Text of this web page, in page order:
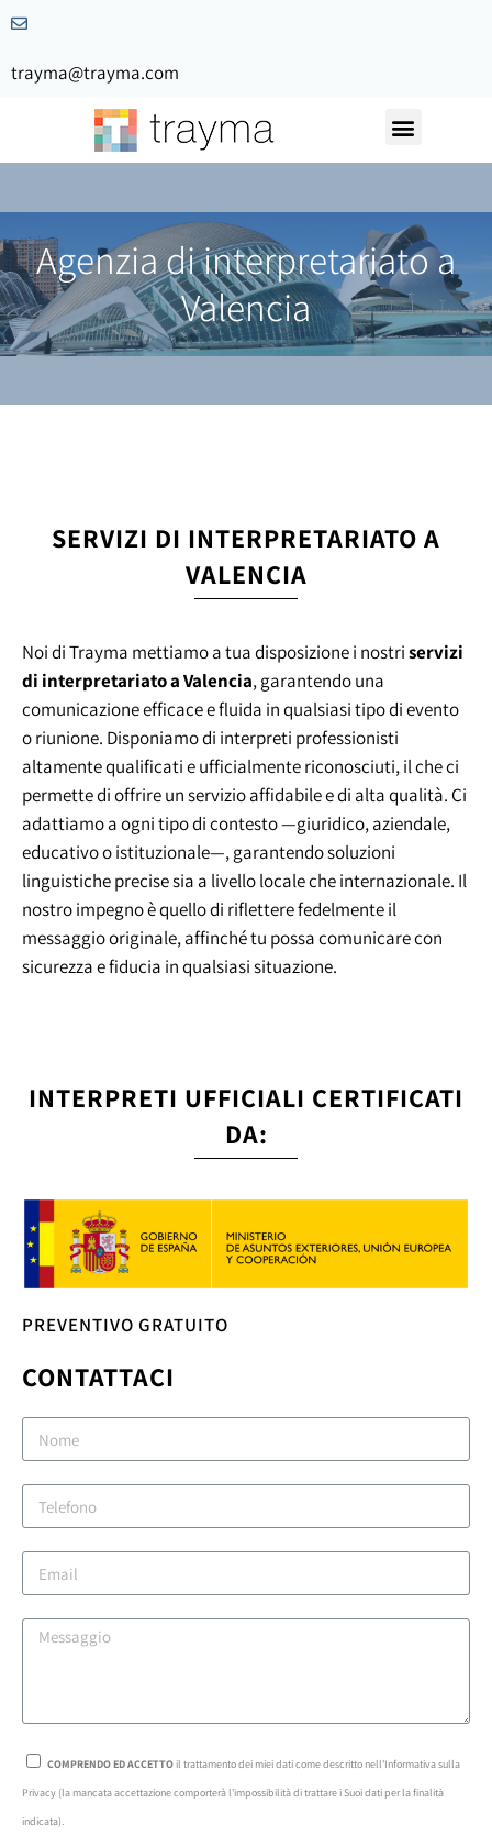
trayma@trayma.com
Agenzia di interpretariato a
Valencia
SERVIZI DI INTERPRETARIATO A
VALENCIA
Noi di Trayma mettiamo a tua disposizione i nostriservizi
di interpretariato a Valencia, garantendo una
comunicazione efficace e fluida in qualsiasi tipo di evento
o riunione. Disponiamo di interpreti professionisti
altamente qualificati e ufficialmente riconosciuti, il che ci
permette di offrire un servizio affidabile e di alta qualità. Ci
adattiamo a ogni tipo di contesto —giuridico, aziendale,
educativo o istituzionale—, garantendo soluzioni
linguistiche precise sia a livello locale che internazionale. Il
nostro impegno è quello di riflettere fedelmente il
messaggio originale, affinché tu possa comunicare con
sicurezza e fiducia in qualsiasi situazione.
INTERPRETI UFFICIALI CERTIFICATI
DA:
PREVENTIVO GRATUITO
CONTATTACI
COMPRENDO ED ACCETTO il trattamento dei miei dati come descritto nell'Informativa sulla
Privacy (la mancata accettazione comporterà l'impossibilità di trattare i Suoi dati per la finalità
indicata).